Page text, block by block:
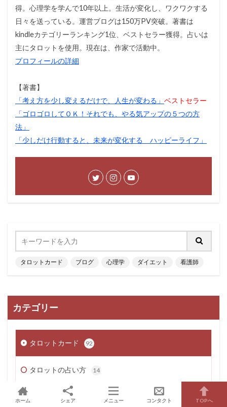
得。心理学を学んで10年以上。生活が変化し、ワクワクする
日々を送っている。運営ブログは150万PV突破。著書は
kindleカテゴリーランキング1位、ベストセラー獲得。占いは
主にタロットを使用。現在は、作家で活動中。
プロフィールの詳細
【著書】
「考え方を少し変えるだけで、人生が変わる」 ベストセラー
「ゴロゴロしてＯＫ！それでも、やる気アップの５つの方
法」
「少しだけ行動すると、未来が変化する ハッピーライフ」
タロットカード ブログ 心理学 ダイエット 看護師
カテゴリー
タロットカード 92
タロットの占い方 14
大アルカナ 22
ホーム シェア メニュー コンタクト TOPへ